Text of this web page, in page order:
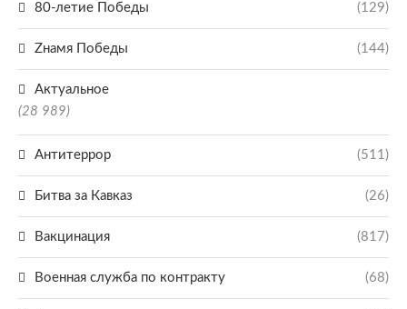
80-летие Победы (129)
Zнамя Победы (144)
Актуальное
(28 989)
Антитеррор (511)
Битва за Кавказ (26)
Вакцинация (817)
Военная служба по контракту (68)